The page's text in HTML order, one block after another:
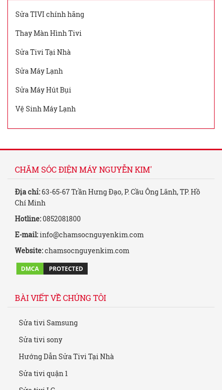
Sửa TIVI chính hãng
Thay Màn Hình Tivi
Sửa Tivi Tại Nhà
Sửa Máy Lạnh
Sửa Máy Hút Bụi
Vệ Sinh Máy Lạnh
CHĂM SÓC ĐIỆN MÁY NGUYỄN KIM'
Địa chỉ:63-65-67 Trần Hưng Đạo, P. Cầu Ông Lãnh, TP. Hồ
Chí Minh
Hotline:0852081800
E-mail:info@chamsocnguyenkim.com
Website:chamsocnguyenkim.com
BÀI VIẾT VỀ CHÚNG TÔI
Sửa tivi Samsung
Sửa tivi sony
Hướng Dẫn Sửa Tivi Tại Nhà
Sửa tivi quận 1